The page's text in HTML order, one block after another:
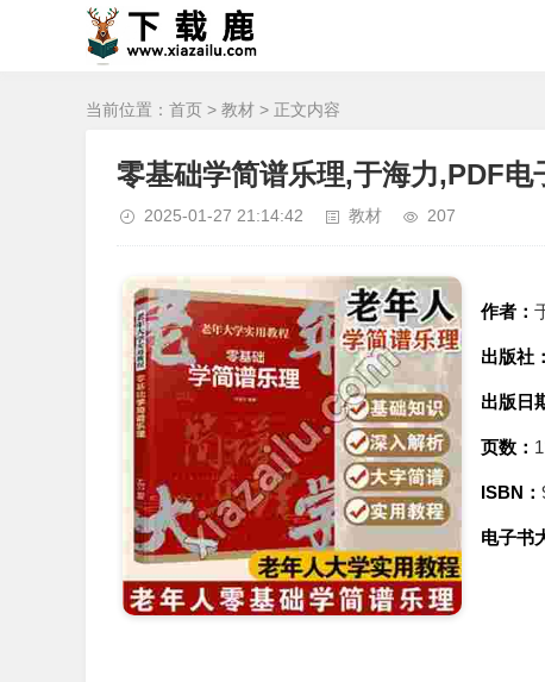
当前位置： 首页 > 教材 > 正文内容
零基础学简谱乐理,于海力,PDF电
2025-01-27 21:14:42 教材 207
作者：
出版社：
出版日
页数：
ISBN：
电子书